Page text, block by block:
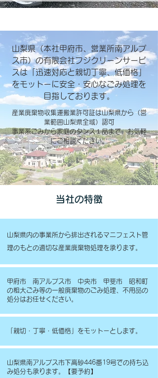
山梨県（本社甲府市、営業所南アルプ
ス市）の有限会社フジクリーンサービ
スは「迅速対応と親切丁寧、低価格」
をモットーに安全・安心なごみ処理を
目指しております。
産業廃棄物収集運搬業許可証は山梨県から（営
業範囲山梨県全域）認可
事業系ごみから家庭のタンス１品まで、お気軽
にご相談ください。
​当社の特徴
山梨県内の事業所から排出されるマニフェスト管
理のもとの適切な産業廃棄物処理を承ります。
甲府市 南アルプス市 中央市 甲斐市 昭和町
の粗大ごみ等の一般廃棄物のごみ処理、不用品の
処分はお任せください。
「親切・丁寧・低価格」をモットーとします。
山梨県南アルプス市下高砂446番19号での持ち込
み処分も承ります。【要予約】